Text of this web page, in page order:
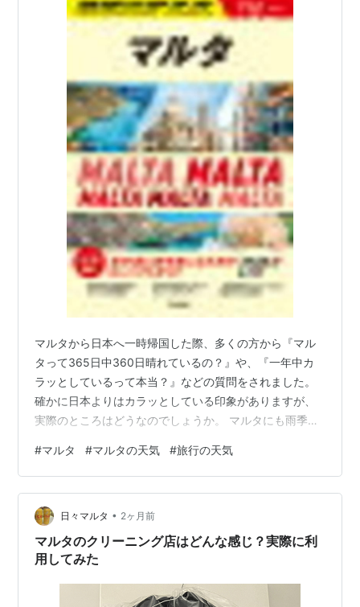
マルタから日本へ一時帰国した際、多くの方から『マル
タって365日中360日晴れているの？』や、『一年中カ
ラッとしているって本当？』などの質問をされました。
確かに日本よりはカラッとしている印象がありますが、
実際のところはどうなのでしょうか。 マルタにも雨季は
だ、雨季でも1日中雨になることはあまりなく、降ったり
止んだりを繰り返しながら、1日に2〜3回ほど雨が降るこ
とが多い印象です。タイミングがよければ、断続的に雨
が降っていてもその間は建物に入っていて結局傘を使わ
なかった、ということも結構あります。 さて、世界気象
機関（WMO）や、Current…
#マルタ #マルタの天気 #旅行の天気
日々マルタ • 2ヶ月前
マルタのクリーニング店はどんな感じ？実際に利
用してみた